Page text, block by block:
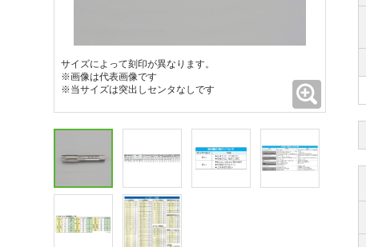
サイズによって刻印が異なります。
※画像は代表画像です
※当サイズは突出しセンタなしです